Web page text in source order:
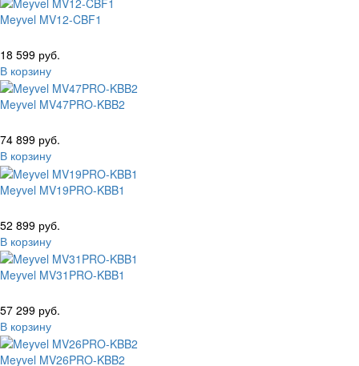
Meyvel MV12-CBF1
18 599 руб.
В корзину
Meyvel MV47PRO-KBB2
74 899 руб.
В корзину
Meyvel MV19PRO-KBB1
52 899 руб.
В корзину
Meyvel MV31PRO-KBB1
57 299 руб.
В корзину
Meyvel MV26PRO-KBB2